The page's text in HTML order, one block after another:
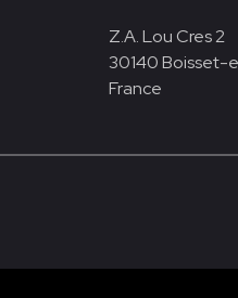
Z.A. Lou Cres 2
30140 Boisset-
France